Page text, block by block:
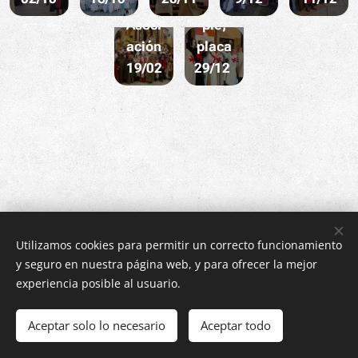
Asoci
ación
19/02
C/Tem
ple,
placa
29/12
Imágenes proporcionadas porPexels
Cookies
Utilizamos cookies para permitir un correcto funcionamiento
y seguro en nuestra página web, y para ofrecer la mejor
experiencia posible al usuario.
Aceptar solo lo necesario Aceptar todo